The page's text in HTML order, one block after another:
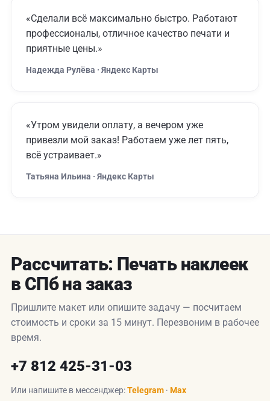
«Сделали всё максимально быстро. Работают
профессионалы, отличное качество печати и
приятные цены.»
Надежда Рулёва · Яндекс Карты
«Утром увидели оплату, а вечером уже
привезли мой заказ! Работаем уже лет пять,
всё устраивает.»
Татьяна Ильина · Яндекс Карты
Рассчитать: Печать наклеек
в СПб на заказ
Пришлите макет или опишите задачу — посчитаем
стоимость и сроки за 15 минут. Перезвоним в рабочее
время.
+7 812 425-31-03
Или напишите в мессенджер:Telegram · Max